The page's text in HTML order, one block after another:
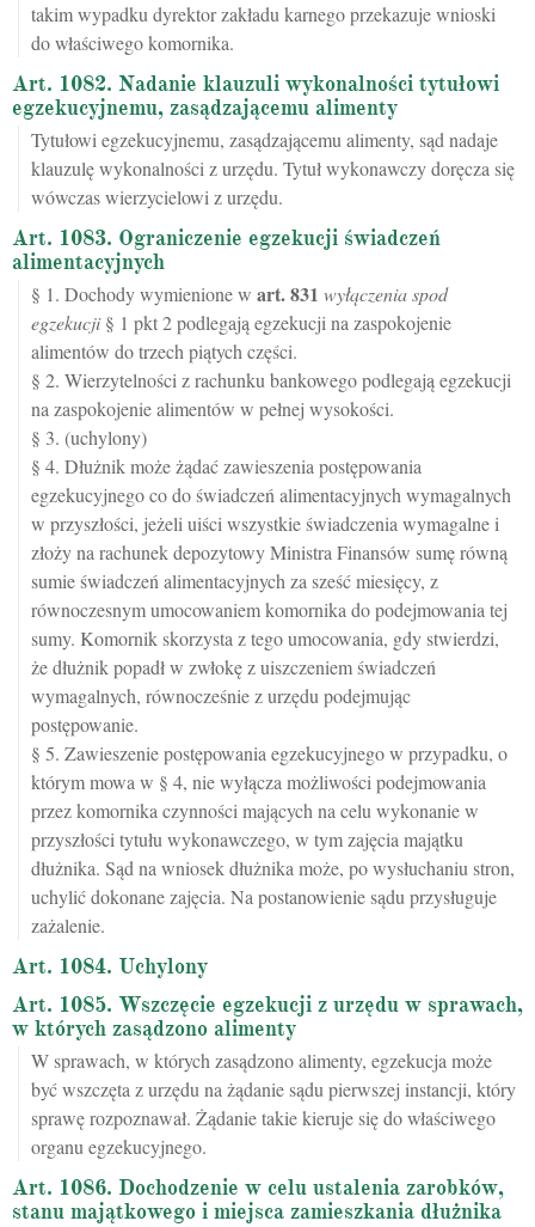
takim wypadku dyrektor zakładu karnego przekazuje wnioski
do właściwego komornika.
Art. 1082. Nadanie klauzuli wykonalności tytułowi
egzekucyjnemu, zasądzającemu alimenty
Tytułowi egzekucyjnemu, zasądzającemu alimenty, sąd nadaje
klauzulę wykonalności z urzędu. Tytuł wykonawczy doręcza się
wówczas wierzycielowi z urzędu.
Art. 1083. Ograniczenie egzekucji świadczeń
alimentacyjnych
§ 1. Dochody wymienione w art.831 wyłączenia spod
egzekucji§ 1 pkt 2 podlegają egzekucji na zaspokojenie
alimentów do trzech piątych części.
§ 2. Wierzytelności z rachunku bankowego podlegają egzekucji
na zaspokojenie alimentów w pełnej wysokości.
§ 3. (uchylony)
§ 4. Dłużnik może żądać zawieszenia postępowania
egzekucyjnego co do świadczeń alimentacyjnych wymagalnych
w przyszłości, jeżeli uiści wszystkie świadczenia wymagalne i
złoży na rachunek depozytowy Ministra Finansów sumę równą
sumie świadczeń alimentacyjnych za sześć miesięcy, z
równoczesnym umocowaniem komornika do podejmowania tej
sumy. Komornik skorzysta z tego umocowania, gdy stwierdzi,
że dłużnik popadł w zwłokę z uiszczeniem świadczeń
wymagalnych, równocześnie z urzędu podejmując
postępowanie.
§ 5. Zawieszenie postępowania egzekucyjnego w przypadku, o
którym mowa w § 4, nie wyłącza możliwości podejmowania
przez komornika czynności mających na celu wykonanie w
przyszłości tytułu wykonawczego, w tym zajęcia majątku
dłużnika. Sąd na wniosek dłużnika może, po wysłuchaniu stron,
uchylić dokonane zajęcia. Na postanowienie sądu przysługuje
zażalenie.
Art. 1084. Uchylony
Art. 1085. Wszczęcie egzekucji z urzędu w sprawach,
w których zasądzono alimenty
W sprawach, w których zasądzono alimenty, egzekucja może
być wszczęta z urzędu na żądanie sądu pierwszej instancji, który
sprawę rozpoznawał. Żądanie takie kieruje się do właściwego
organu egzekucyjnego.
Art. 1086. Dochodzenie w celu ustalenia zarobków,
stanu majątkowego i miejsca zamieszkania dłużnika